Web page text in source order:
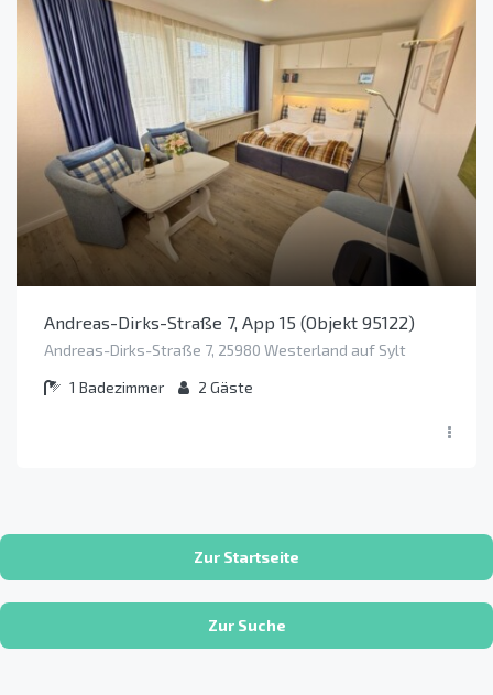
Andreas-Dirks-Straße 7, App 15 (Objekt 95122)
Andreas-Dirks-Straße 7, 25980 Westerland auf Sylt
1 Badezimmer 2 Gäste
Zur Startseite
Zur Suche